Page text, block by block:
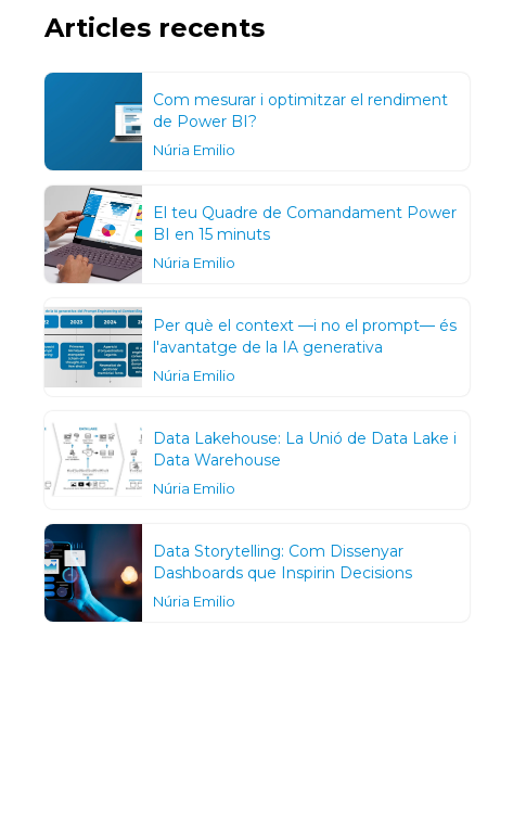
Articles recents
Com mesurar i optimitzar el rendiment
de Power BI?
Núria Emilio
El teu Quadre de Comandament Power
BI en 15 minuts
Núria Emilio
Per què el context —i no el prompt— és
l'avantatge de la IA generativa
Núria Emilio
Data Lakehouse: La Unió de Data Lake i
Data Warehouse
Núria Emilio
Data Storytelling: Com Dissenyar
Dashboards que Inspirin Decisions
Núria Emilio